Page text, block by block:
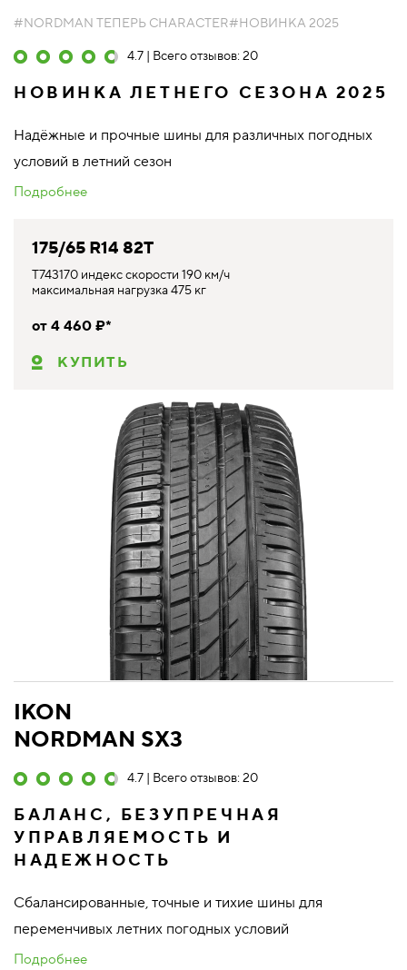
#NORDMAN ТЕПЕРЬ CHARACTER#НОВИНКА 2025
4.7 | Всего отзывов: 20
НОВИНКА ЛЕТНЕГО СЕЗОНА 2025
Надёжные и прочные шины для различных погодных
условий в летний сезон
Подробнее
175/65 R14 82T
T743170 индекс скорости 190 км/ч
максимальная нагрузка 475 кг
от 4 460 ₽*
КУПИТЬ
IKON
NORDMAN SX3
4.7 | Всего отзывов: 20
БАЛАНС, БЕЗУПРЕЧНАЯ
УПРАВЛЯЕМОСТЬ И
НАДЕЖНОСТЬ
Сбалансированные, точные и тихие шины для
переменчивых летних погодных условий
Подробнее